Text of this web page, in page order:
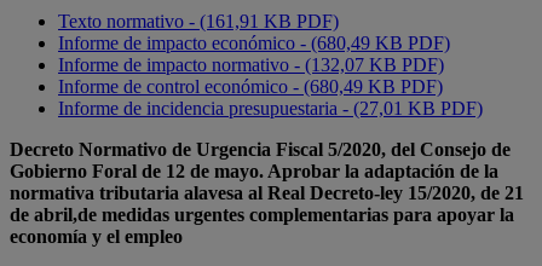
Texto normativo - (161,91 KB PDF)
Informe de impacto económico - (680,49 KB PDF)
Informe de impacto normativo - (132,07 KB PDF)
Informe de control económico - (680,49 KB PDF)
Informe de incidencia presupuestaria - (27,01 KB PDF)
Decreto Normativo de Urgencia Fiscal 5/2020, del Consejo de
Gobierno Foral de 12 de mayo. Aprobar la adaptación de la
normativa tributaria alavesa al Real Decreto-ley 15/2020, de 21
de abril,de medidas urgentes complementarias para apoyar la
economía y el empleo